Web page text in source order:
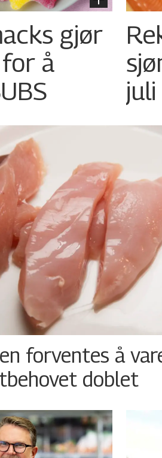
gjør
å
juli
forventes å
doblet